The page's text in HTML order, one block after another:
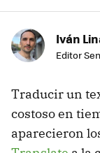
Iván
Editor
Traducir un
costoso en
aparecieron